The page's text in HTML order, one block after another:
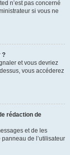
n’est pas concerné
si vous ne
?
et vous devriez
vous accéderez
rédaction de
et de les
de l’utilisateur